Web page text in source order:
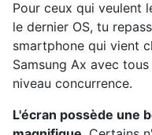
Pour ceux qui veulent
le dernier OS, tu
smartphone qui vient
Samsung Ax avec
niveau concurrence.
L'écran possède une